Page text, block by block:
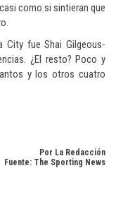
como si sintieran que
City fue Shai Gilgeous-
¿El resto? Poco y
y los otros cuatro
Por La Redacción
Fuente: The Sporting News